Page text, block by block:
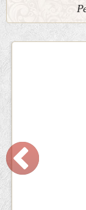
Кафе
Вместимость: